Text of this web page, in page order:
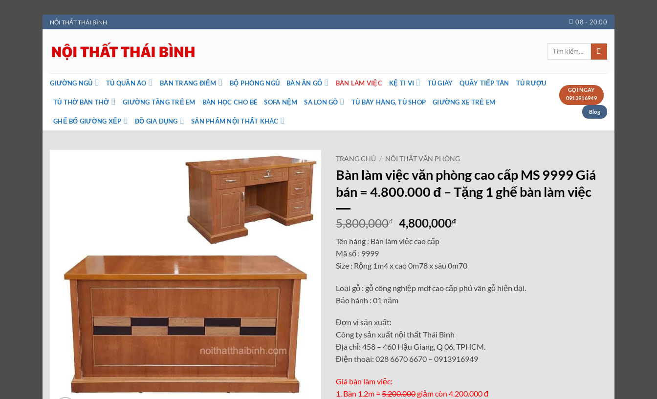
Bỏ
qua
nội
dung
NỘI THẤT THÁI BÌNH 08 - 20:00
Tìm
GIƯỜNG NGỦ TỦ QUẦN ÁO BÀN TRANG ĐIỂM BỘ PHÒNG NGỦ BÀN ĂN GỖ BÀN LÀM VIỆC KỆ TI VI TỦ GIÀY QUẦY TIẾP TÂN TỦ RƯỢU
TỦ THỜ BÀN THỜ GIƯỜNG TẦNG TRẺ EM BÀN HỌC CHO BÉ SOFA NỆM SA LON GỖ TỦ BÀY HÀNG, TỦ SHOP GIƯỜNG XE TRẺ EM
GHẾ BỐ GIƯỜNG XẾP ĐỒ GIA DỤNG SẢN PHẨM NỘI THẤT KHÁC
GỌI NGAY
0913916949
Blog
TRANG CHỦ / NỘI THẤT VĂN PHÒNG
Bàn làm việc văn phòng cao cấp MS 9999 Giá
bán = 4.800.000 đ – Tặng 1 ghế bàn làm việc
5,800,000₫ Giá
gốc
là:
4,800,000₫Giá
4,800,000₫.
Tên hàng : Bàn làm việc cao cấp
Mã số : 9999
Size : Rộng 1m4 x cao 0m78 x sâu 0m70
Loại gỗ : gỗ công nghiệp mdf cao cấp phủ vân gỗ hiện đại.
Bảo hành : 01 năm
Đơn vị sản xuất:
Công ty sản xuất nội thất Thái Bình
Địa chỉ: 458 – 460 Hậu Giang, Q 06, TPHCM.
Điện thoại: 028 6670 6670 – 0913916949
Giá bàn làm việc:
1. Bàn 1,2m = 5.200.000giảm còn 4.200.000 đ